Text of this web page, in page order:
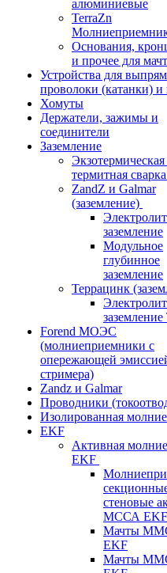
алюминиевые
TerraZn
Основания,
и прочее для
Устройства для
проволоки (катанки)
Хомуты
Держатели, зажимы и
соединители
Заземление
Экзотермическая
термитная
ZandZ и Galmar
(заземление)
заземление
Модульное
глубинное
заземление
Террацинк
заземление
Forend МОЭС
(молниеприемники с
опережающей
стримера)
Zandz и Galmar
Проводники
Изолированная
EKF
Активная
EKF
стеновые
МССА EKF
Мачты
EKF
Мачты